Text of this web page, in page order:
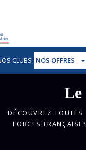
CLUBS NOS OFFRES
Le
DÉCOUVREZ TOUTES
FORCES